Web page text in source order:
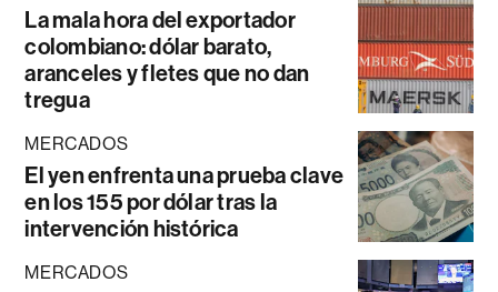
La mala hora del exportador
colombiano: dólar barato,
aranceles y fletes que no dan
tregua
MERCADOS
El yen enfrenta una prueba clave
en los 155 por dólar tras la
intervención histórica
MERCADOS